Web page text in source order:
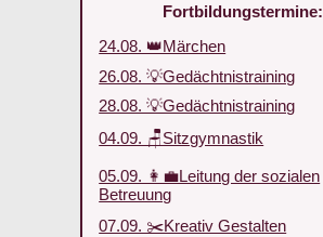
Fortbildungstermine:
24.08. 👑Märchen
26.08. 💡Gedächtnistraining
28.08. 💡Gedächtnistraining
04.09. 🪑Sitzgymnastik
05.09. 👩‍💼Leitung der sozialen
Betreuung
07.09. ✂️Kreativ Gestalten